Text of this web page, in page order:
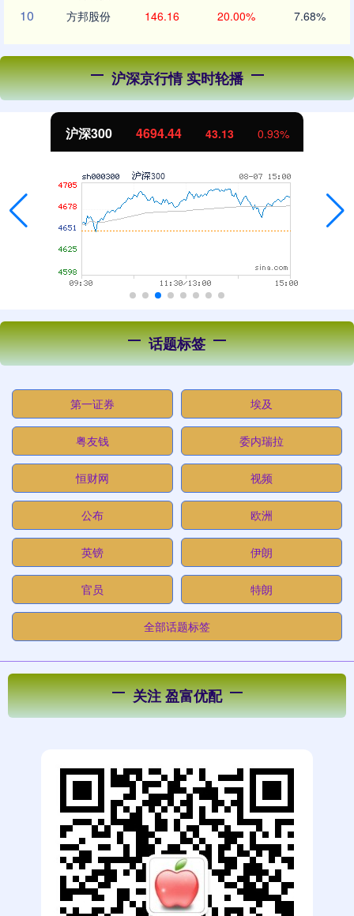
10 方邦股份 146.16 20.00% 7.68%
沪深京行情 实时轮播
沪深300 4694.44 43.13 0.93%
话题标签
第一证券 埃及
粤友钱 委内瑞拉
恒财网 视频
公布 欧洲
英镑 伊朗
官员 特朗
全部话题标签
关注 盈富优配